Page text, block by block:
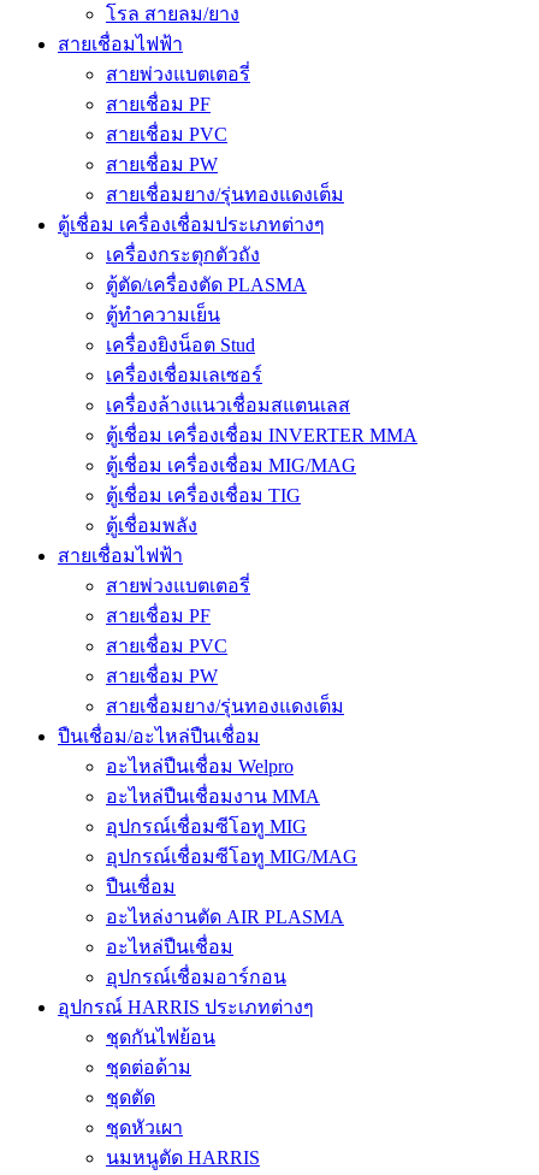
โรล สายลม/ยาง
สายเชื่อมไฟฟ้า
สายพ่วงแบตเตอรี่
สายเชื่อม PF
สายเชื่อม PVC
สายเชื่อม PW
สายเชื่อมยาง/รุ่นทองแดงเต็ม
ตู้เชื่อม เครื่องเชื่อมประเภทต่างๆ
เครื่องกระตุกตัวถัง
ตู้ตัด/เครื่องตัด PLASMA
ตู้ทำความเย็น
เครื่องยิงน็อต Stud
เครื่องเชื่อมเลเซอร์
เครื่องล้างแนวเชื่อมสแตนเลส
ตู้เชื่อม เครื่องเชื่อม INVERTER MMA
ตู้เชื่อม เครื่องเชื่อม MIG/MAG
ตู้เชื่อม เครื่องเชื่อม TIG
ตู้เชื่อมพลัง
สายเชื่อมไฟฟ้า
สายพ่วงแบตเตอรี่
สายเชื่อม PF
สายเชื่อม PVC
สายเชื่อม PW
สายเชื่อมยาง/รุ่นทองแดงเต็ม
ปืนเชื่อม/อะไหล่ปืนเชื่อม
อะไหล่ปืนเชื่อม Welpro
อะไหล่ปืนเชื่อมงาน MMA
อุปกรณ์เชื่อมซีโอทู MIG
อุปกรณ์เชื่อมซีโอทู MIG/MAG
ปืนเชื่อม
อะไหล่งานตัด AIR PLASMA
อะไหล่ปืนเชื่อม
อุปกรณ์เชื่อมอาร์กอน
อุปกรณ์ HARRIS ประเภทต่างๆ
ชุดกันไฟย้อน
ชุดต่อด้าม
ชุดตัด
ชุดหัวเผา
นมหนูตัด HARRIS